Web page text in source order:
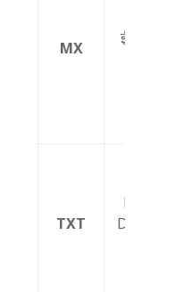
MX
ईमेल सर्वर
TXT
DKIM /
DMARC /